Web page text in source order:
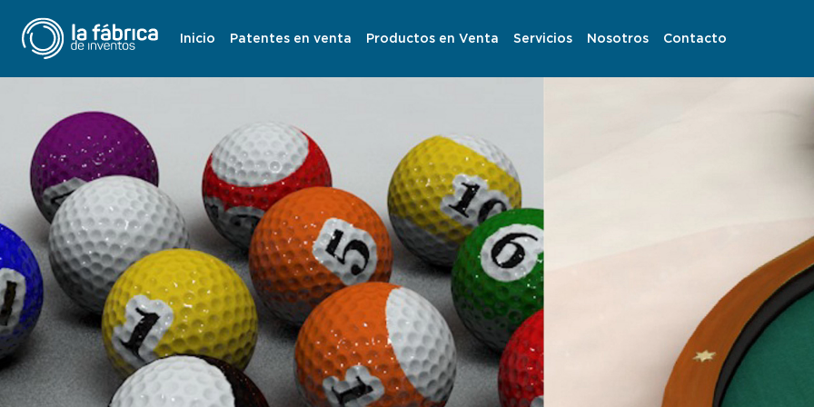
Inicio Patentes en venta Productos en Venta Servicios Nosotros Contacto